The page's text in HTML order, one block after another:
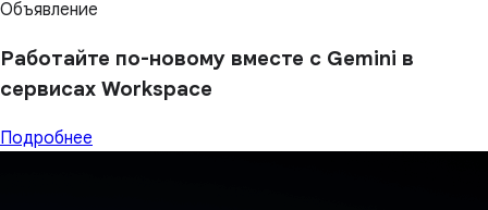
Объявление
Работайте по-новому вместе с Gemini в
сервисах Workspace
Подробнее